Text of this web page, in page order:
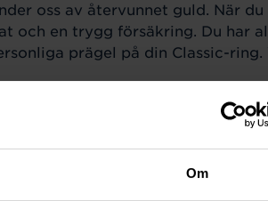
Om
oss av återvunnet guld. När
och en trygg försäkring. Du har
prägel på din Classic-